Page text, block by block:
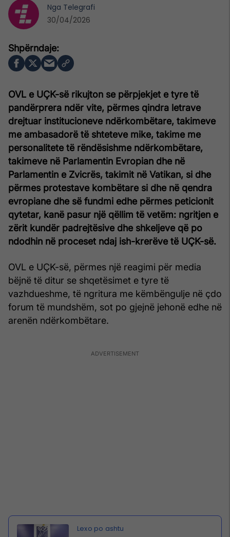
OVL e UÇK-së rikujton se përpjekjet e tyre të
pandërprera ndër vite, përmes qindra letrave
drejtuar institucioneve ndërkombëtare, takimeve
me ambasadorë të shteteve mike, takime me
personalitete të rëndësishme ndërkombëtare,
takimeve në Parlamentin Evropian dhe në
Parlamentin e Zvicrës, takimit në Vatikan, si dhe
përmes protestave kombëtare si dhe në qendra
evropiane dhe së fundmi edhe përmes peticionit
qytetar, kanë pasur një qëllim të vetëm: ngritjen e
zërit kundër padrejtësive dhe shkeljeve që po
ndodhin në proceset ndaj ish-krerëve të UÇK-së.
OVL e UÇK-së, përmes një reagimi për media
bëjnë të ditur se shqetësimet e tyre të
vazhdueshme, të ngritura me këmbëngulje në çdo
forum të mundshëm, sot po gjejnë jehonë edhe në
arenën ndërkombëtare.
Nga Telegrafi
30/04/2026